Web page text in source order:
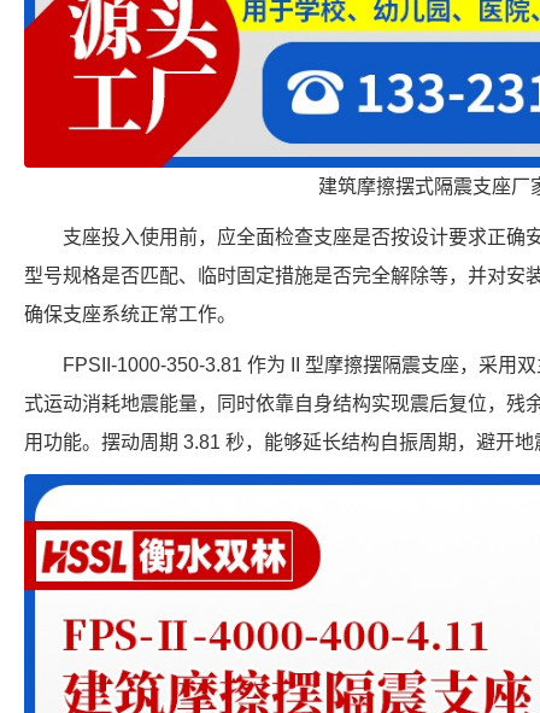
建筑摩擦摆式隔震支座厂
支座投入使用前，应全面检查支座是否按设计要求正确
型号规格是否匹配、临时固定措施是否完全解除等，并对安
确保支座系统正常工作。
FPSII-1000-350-3.81 作为 II 型摩擦摆隔震支座，采用
式运动消耗地震能量，同时依靠自身结构实现震后复位，残
用功能。摆动周期 3.81 秒，能够延长结构自振周期，避开